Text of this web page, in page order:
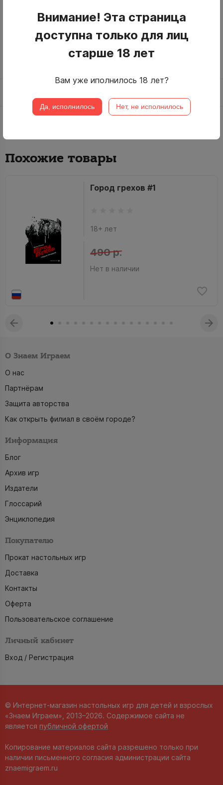
Твердый переплет
Похожие товары
Город грехов #1
18+ лет
490 р.
Нет в наличии
О Знаем Играем
О нас
Партнёрам
Защита авторства
Как открыть филиал в своём городе?
Информация
Блог
Архив игр
Издатели
Глоссарий
Энциклопедия
Покупателю
Прокат настольных игр
Доставка
Контакты
Оферта
Пользовательское соглашение
Личный кабинет
Вход / Регистрация
© Интернет-магазин настольных игр для детей и взрослых
«Знаем Играем», 2013–2026. Содержимое сайта не
является публичной офертой
Копирование материалов сайта разрешено только при
наличии письменного согласия администрации сайта
znaemigraem.ru
Внимание! Эта страница
доступна только для лиц
старше 18 лет
Вам уже иполнилось 18 лет?
Да, исполнилось Нет, не исполнилось